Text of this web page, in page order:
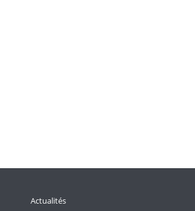
Actualités